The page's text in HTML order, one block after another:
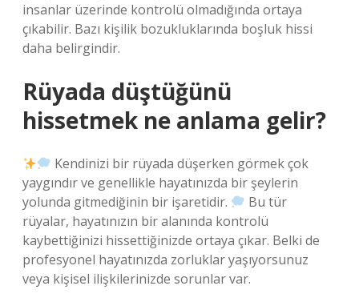
insanlar üzerinde kontrolü olmadığında ortaya
çıkabilir. Bazı kişilik bozukluklarında boşluk hissi
daha belirgindir.
Rüyada düştüğünü
hissetmek ne anlama gelir?
Kendinizi bir rüyada düşerken görmek çok
yaygındır ve genellikle hayatınızda bir şeylerin
yolunda gitmediğinin bir işaretidir.
Bu tür
rüyalar, hayatınızın bir alanında kontrolü
kaybettiğinizi hissettiğinizde ortaya çıkar. Belki de
profesyonel hayatınızda zorluklar yaşıyorsunuz
veya kişisel ilişkilerinizde sorunlar var.